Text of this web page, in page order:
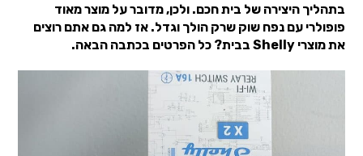
בתהליך היצירה של בית חכם. ולכן, מדובר על מוצר מאוד
פופולרי עם נפח שוק שרק הולך וגדל. אז למה גם אתם רוצים
את מוצרי Shelly בבית? כל הפרטים בכתבה הבאה.